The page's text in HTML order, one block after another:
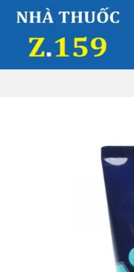
Skip
content